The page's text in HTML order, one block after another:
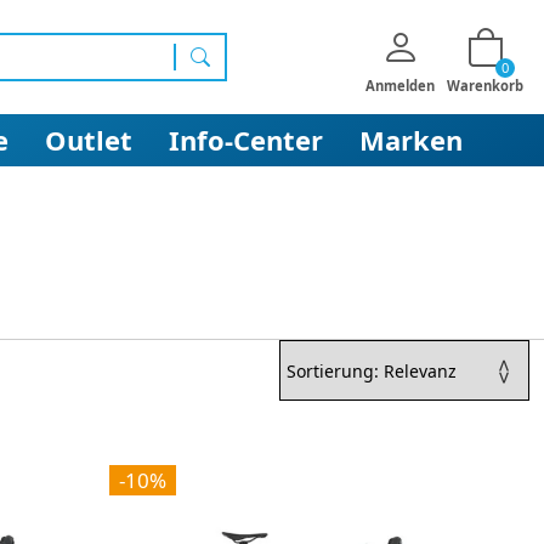
Suchen Anmelden Warenkorb
0
Outlet Info-Center Marken
-10%